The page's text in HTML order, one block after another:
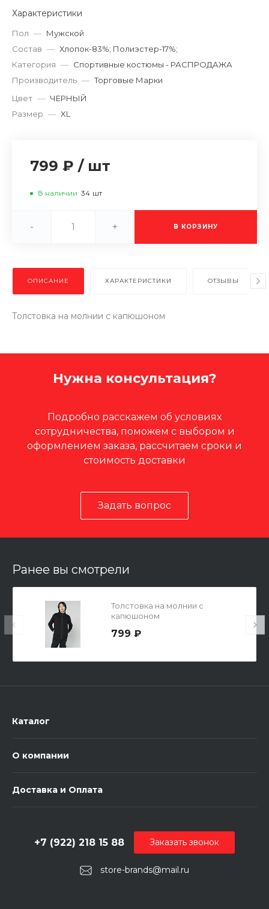
Характеристики
Пол — Мужской
Состав — Хлопок-83%; Полиэстер-17%;
Категория — Спортивные костюмы - РАСПРОДАЖА
Производитель — Торговые Марки
Цвет — ЧЕРНЫЙ
Размер — XL
799 ₽ / шт
В наличии 34 шт
- + В КОРЗИНУ
ОПИСАНИЕ ХАРАКТЕРИСТИКИ ОТЗЫВЫ
Толстовка на молнии с капюшоном
Нужна консультация?
Подробно расскажем об условиях
сотрудничества, поможем с выбором и
оформлением заказа, рассчитаем сроки и
стоимость доставки
Задать вопрос
Ранее вы смотрели
Толстовка на молнии с
капюшоном
799 ₽
Каталог
О компании
Доставка и Оплата
store-brands@mail.ru
+7 (922) 218 15 88 Заказать звонок